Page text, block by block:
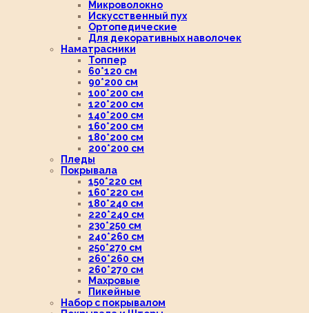
Микроволокно
Искусственный пух
Ортопедические
Для декоративных наволочек
Наматрасники
Топпер
60*120 см
90*200 см
100*200 см
120*200 см
140*200 см
160*200 см
180*200 см
200*200 см
Пледы
Покрывала
150*220 см
160*220 см
180*240 см
220*240 см
230*250 см
240*260 см
250*270 см
260*260 см
260*270 см
Махровые
Пикейные
Набор с покрывалом